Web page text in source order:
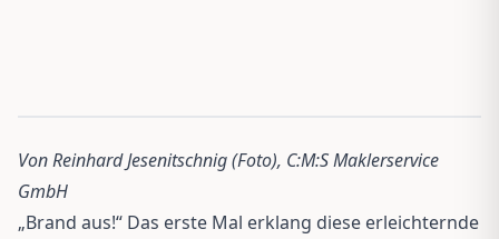
Von Reinhard Jesenitschnig (Foto), C:M:S Maklerservice
GmbH
„Brand aus!“ Das erste Mal erklang diese erleichternde